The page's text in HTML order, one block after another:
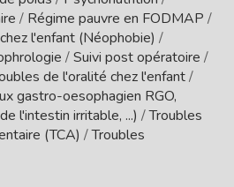
/ Régime pauvre en FODMAP /
l'enfant (Néophobie) /
/Suivi post opératoire /
de l'oralité chez l'enfant/
gastro-oesophagien RGO,
l'intestin irritable, ...) /Troubles
(TCA) /Troubles